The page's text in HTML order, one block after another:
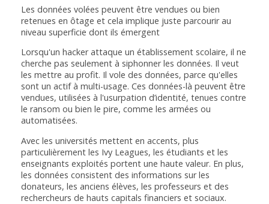
Les données volées peuvent être vendues ou bien
retenues en ôtage et cela implique juste parcourir au
niveau superficie dont ils émergent
Lorsqu'un hacker attaque un établissement scolaire, il ne
cherche pas seulement à siphonner les données. Il veut
les mettre au profit. Il vole des données, parce qu'elles
sont un actif à multi-usage. Ces données-là peuvent être
vendues, utilisées à l'usurpation d’identité, tenues contre
le ransom ou bien le pire, comme les armées ou
automatisées.
Avec les universités mettent en accents, plus
particulièrement les Ivy Leagues, les étudiants et les
enseignants exploités portent une haute valeur. En plus,
les données consistent des informations sur les
donateurs, les anciens élèves, les professeurs et des
rechercheurs de hauts capitals financiers et sociaux.